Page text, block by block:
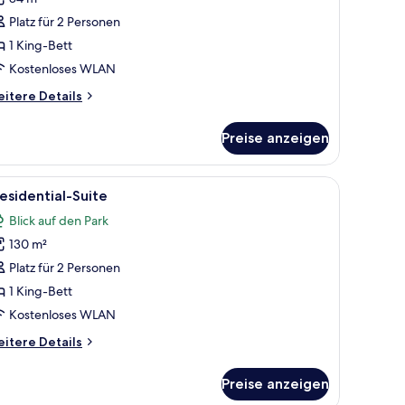
Platz für 2 Personen
1 King-Bett
Kostenloses WLAN
Details
Preise anzeigen
Stadt.Chandelier, einer Couch, einem Esstisch mit Stühlen und einem
Ein geräumiges Wohnzimmer mit einer
11 Suite
Blick auf den Park
130 m²
Platz für 2 Personen
1 King-Bett
Kostenloses WLAN
Details
Preise anzeigen